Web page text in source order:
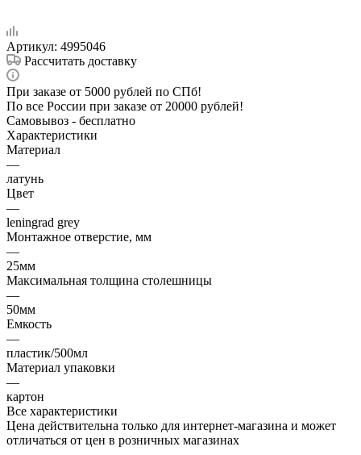
Артикул: 4995046
Рассчитать доставку
При заказе от 5000 рублей по СПб!
По все России при заказе от 20000 рублей!
Самовывоз - бесплатно
Характеристики
Материал
—
латунь
Цвет
—
leningrad grey
Монтажное отверстие, мм
—
25мм
Максимальная толщина столешницы
—
50мм
Емкость
—
пластик/500мл
Материал упаковки
—
картон
Все характеристики
Цена действительна только для интернет-магазина и может
отличаться от цен в розничных магазинах